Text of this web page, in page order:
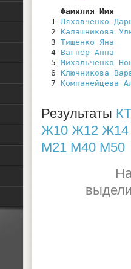
Фамилия Имя
  1
Ляховченко
  2
Калашникова
  3
Тищенко Яна
  4
Вагнер Анна
  5
Михальченко
  6
Ключникова
  7
Компанейцева
Результаты
Ж10 Ж12 Ж14
М21 М40 М50